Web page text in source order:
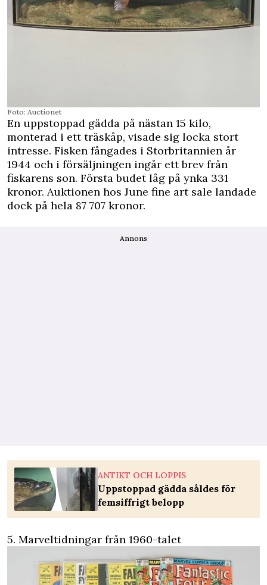
Foto: Auctionet
En uppstoppad gädda på nästan 15 kilo,
monterad i ett träskåp, visade sig locka stort
intresse. Fisken fångades i Storbritannien år
1944 och i försäljningen ingår ett brev från
fiskarens son. Första budet låg på ynka 331
kronor. Auktionen hos June fine art sale landade
dock på hela 87 707 kronor.
Annons
ANTIKT OCH LOPPIS
Uppstoppad gädda såldes för
femsiffrigt belopp
5. Marveltidningar från 1960-talet